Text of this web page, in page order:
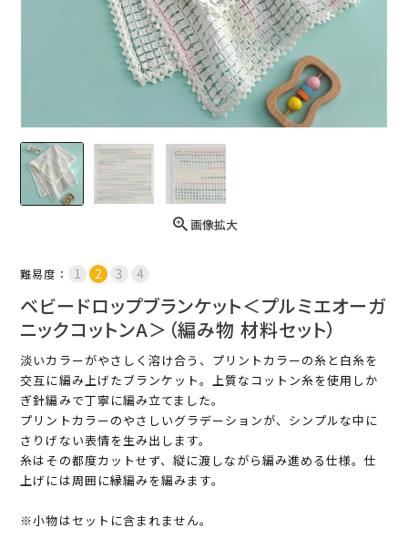
画像拡大
難易度：
ベビードロップブランケット＜プルミエオーガ
ニックコットンA＞（編み物 材料セット）
淡いカラーがやさしく溶け合う、プリントカラーの糸と白糸を
交互に編み上げたブランケット。上質なコットン糸を使用しか
ぎ針編みで丁寧に編み立てました。
プリントカラーのやさしいグラデーションが、シンプルな中に
さりげない表情を生み出します。
糸はその都度カットせず、縦に渡しながら編み進める仕様。仕
上げには周囲に縁編みを編みます。
※小物はセットに含まれません。